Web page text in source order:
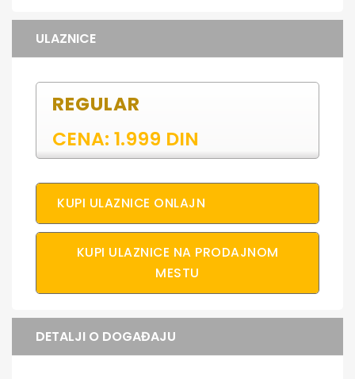
ULAZNICE
REGULAR
CENA: 1.999 DIN
KUPI ULAZNICE ONLAJN
KUPI ULAZNICE NA PRODAJNOM
MESTU
DETALJI O DOGAĐAJU